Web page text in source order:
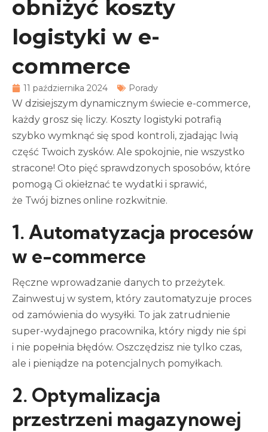
obniżyć koszty
logistyki w e-
commerce
11 października 2024 Porady
W dzisiejszym dynamicznym świecie e-commerce,
każdy grosz się liczy. Koszty logistyki potrafią
szybko wymknąć się spod kontroli, zjadając lwią
część Twoich zysków. Ale spokojnie, nie wszystko
stracone! Oto pięć sprawdzonych sposobów, które
pomogą Ci okiełznać te wydatki i sprawić,
że Twój biznes online rozkwitnie.
1. Automatyzacja procesów
w e-commerce
Ręczne wprowadzanie danych to przeżytek.
Zainwestuj w system, który zautomatyzuje proces
od zamówienia do wysyłki. To jak zatrudnienie
super-wydajnego pracownika, który nigdy nie śpi
i nie popełnia błędów. Oszczędzisz nie tylko czas,
ale i pieniądze na potencjalnych pomyłkach.
2. Optymalizacja
przestrzeni magazynowej